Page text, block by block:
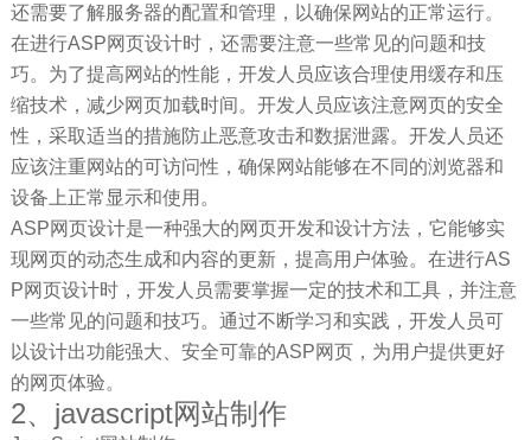
还需要了解服务器的配置和管理，以确保网站的正常运行。
在进行ASP网页设计时，还需要注意一些常见的问题和技
巧。为了提高网站的性能，开发人员应该合理使用缓存和压
缩技术，减少网页加载时间。开发人员应该注意网页的安全
性，采取适当的措施防止恶意攻击和数据泄露。开发人员还
应该注重网站的可访问性，确保网站能够在不同的浏览器和
设备上正常显示和使用。
ASP网页设计是一种强大的网页开发和设计方法，它能够实
现网页的动态生成和内容的更新，提高用户体验。在进行AS
P网页设计时，开发人员需要掌握一定的技术和工具，并注意
一些常见的问题和技巧。通过不断学习和实践，开发人员可
以设计出功能强大、安全可靠的ASP网页，为用户提供更好
的网页体验。
2、javascript网站制作